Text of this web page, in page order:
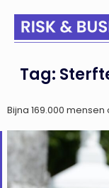
Tag:
Bijna 169.000